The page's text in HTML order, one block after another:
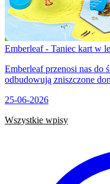
Emberleaf - Taniec kart w
Emberleaf przenosi nas do
odbudowują zniszczone
25-06-2026
Wszystkie wpisy